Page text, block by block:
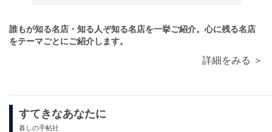
誰もが知る名店・知る人ぞ知る名店を一挙ご紹介。心に残る名店
をテーマごとにご紹介します。
詳細をみる ＞
すてきなあなたに
暮しの手帖社